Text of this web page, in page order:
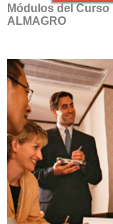
Módulos del
ALMAGRO